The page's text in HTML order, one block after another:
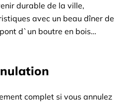
durable de la ville,
avec un beau dîner de
d`un boutre en bois
l`un des endroits les plus
moderne. En passant devant
complet si vous annulez